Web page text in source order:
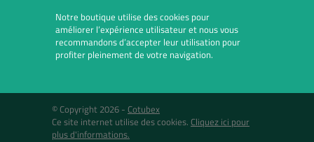
Notre boutique utilise des cookies pour
améliorer l’expérience utilisateur et nous vous
recommandons d’accepter leur utilisation pour
profiter pleinement de votre navigation.
© Copyright 2026 - Cotubex
Ce site internet utilise des cookies. Cliquez ici pour
plus d'informations.